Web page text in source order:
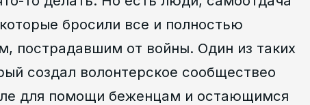
бросили все и полностью
пострадавшим от войны. Один из таких
создал волонтерское сообществео
для помощи беженцам и остающимся